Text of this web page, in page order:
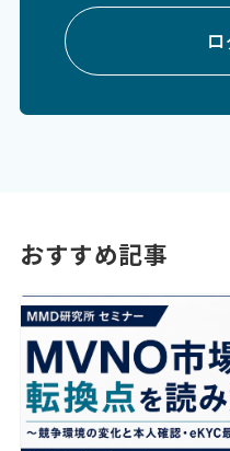
おすすめ記事